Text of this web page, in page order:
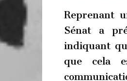
Reprenant
Sénat a
indiquant
que cela